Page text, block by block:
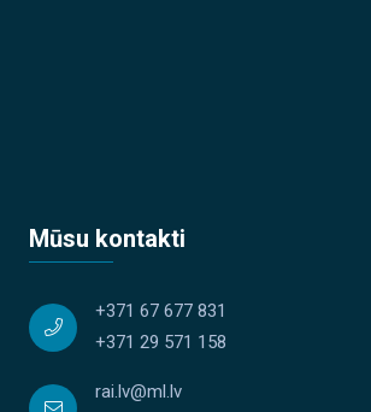
Mūsu kontakti
+371 67 677 831
+371 29 571 158
rai.lv@ml.lv